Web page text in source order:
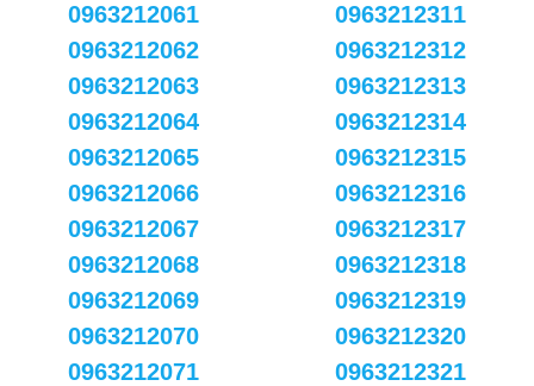
0963212061
0963212062
0963212063
0963212064
0963212065
0963212066
0963212067
0963212068
0963212069
0963212070
0963212071
0963212311
0963212312
0963212313
0963212314
0963212315
0963212316
0963212317
0963212318
0963212319
0963212320
0963212321